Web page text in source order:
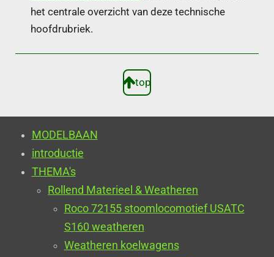
het centrale overzicht van deze technische
hoofdrubriek.
top
MODELBAAN
introductie
THEMA's
Rollend Materieel & Weatheren
Roco 72155 stoomlocomotief USATC
S160 weatheren
Weatheren koelwagens